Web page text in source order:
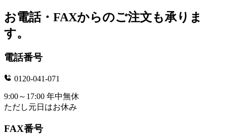
お電話・FAXからのご注文も承りま
す。
電話番号
0120-041-071
9:00～17:00 年中無休
ただし元日はお休み
FAX番号